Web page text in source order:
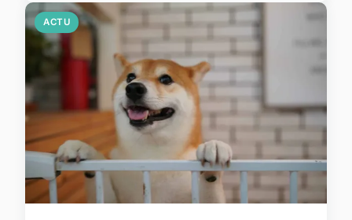
ACTU